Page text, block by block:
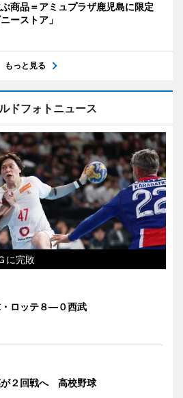
商品＝アミュプラザ鹿児島に限定
ーストア」
もっと見る
ドフォトニュース
に完敗
ロッテ８―０西武
が２回戦へ 高校野球